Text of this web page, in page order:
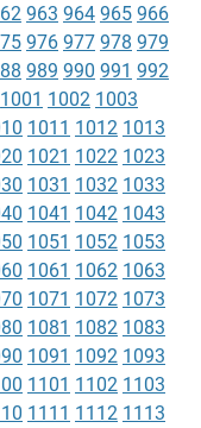
963 964 965 966
976 977 978 979
989 990 991 992
1001 1002 1003
1011 1012 1013
1021 1022 1023
1031 1032 1033
1041 1042 1043
1051 1052 1053
1061 1062 1063
1071 1072 1073
1081 1082 1083
1091 1092 1093
1101 1102 1103
1111 1112 1113